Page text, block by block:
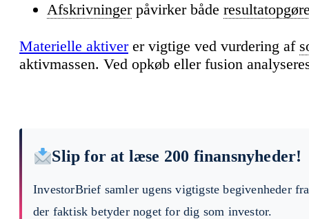
Afskrivningerpåvirker både
Materielle aktiverer vigtige ved vurdering af
aktivmassen. Ved opkøb eller fusion
Slip for at læse 200 finansnyheder!
InvestorBrief samler ugens vigtigste begivenheder
der faktisk betyder noget for dig som investor.